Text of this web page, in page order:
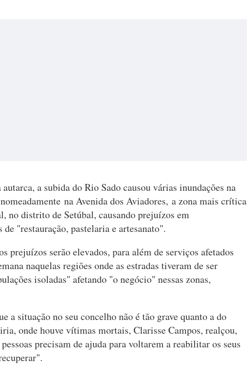
a subida do Rio Sado causou várias inundações na
na Avenida dos Aviadores, a zona mais crítica
no distrito de Setúbal, causando prejuízos em
de "restauração, pastelaria e artesanato".
prejuízos serão elevados, para além de serviços afetados
naquelas regiões onde as estradas tiveram de ser
isoladas" afetando "o negócio" nessas zonas,
a situação no seu concelho não é tão grave quanto a do
onde houve vítimas mortais, Clarisse Campos, realçou,
precisam de ajuda para voltarem a reabilitar os seus